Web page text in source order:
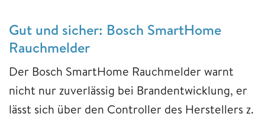
Gut und sicher: Bosch SmartHome
Rauchmelder
Der Bosch SmartHome Rauchmelder warnt
nicht nur zuverlässig bei Brandentwicklung, er
lässt sich über den Controller des Herstellers z.